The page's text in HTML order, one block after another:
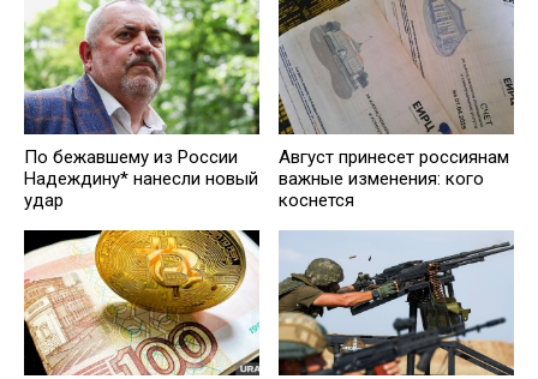
По бежавшему из России
Надеждину* нанесли новый
удар
Август принесет россиянам
важные изменения: кого
коснется